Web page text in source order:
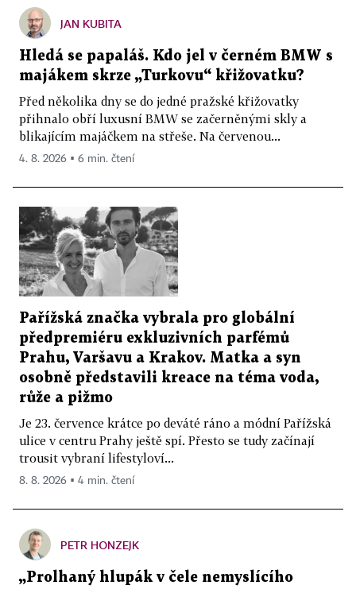
JAN KUBITA
Hledá se papaláš. Kdo jel v černém BMW s
majákem skrze „Turkovu“ křižovatku?
Před několika dny se do jedné pražské křižovatky
přihnalo obří luxusní BMW se začerněnými skly a
blikajícím majáčkem na střeše. Na červenou...
4. 8. 2026 ▪ 6 min. čtení
Pařížská značka vybrala pro globální
předpremiéru exkluzivních parfémů
Prahu, Varšavu a Krakov. Matka a syn
osobně představili kreace na téma voda,
růže a pižmo
Je 23. července krátce po deváté ráno a módní Pařížská
ulice v centru Prahy ještě spí. Přesto se tudy začínají
trousit vybraní lifestyloví...
8. 8. 2026 ▪ 4 min. čtení
PETR HONZEJK
„Prolhaný hlupák v čele nemyslícího